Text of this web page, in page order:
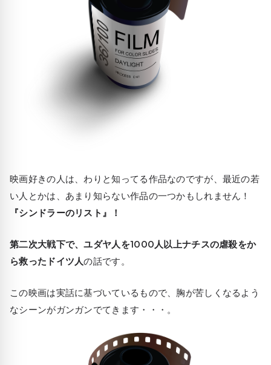
映画好きの人は、わりと知ってる作品なのですが、最近の若
い人とかは、あまり知らない作品の一つかもしれません！
『シンドラーのリスト』！
第二次大戦下で、ユダヤ人を1000人以上ナチスの虐殺をか
ら救ったドイツ人の話です。
この映画は実話に基づいているもので、胸が苦しくなるよう
なシーンがガンガンでてきます・・・。